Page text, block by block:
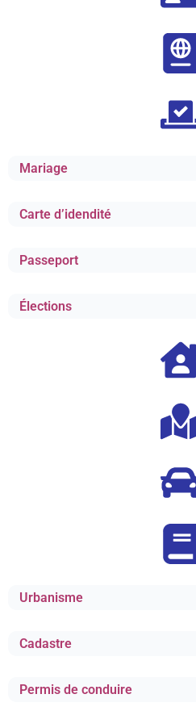
Mariage
Carte d’idendité
Passeport
Élections
Urbanisme
Cadastre
Permis de conduire